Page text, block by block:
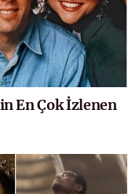
En Çok İzlenen